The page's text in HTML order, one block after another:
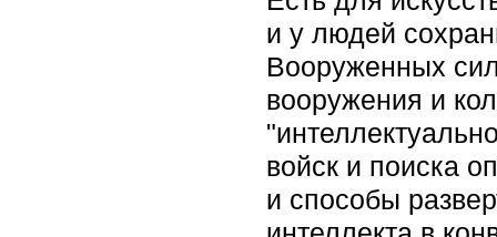
и у людей
Вооруженных
вооружения и
войск и поиска
и способы